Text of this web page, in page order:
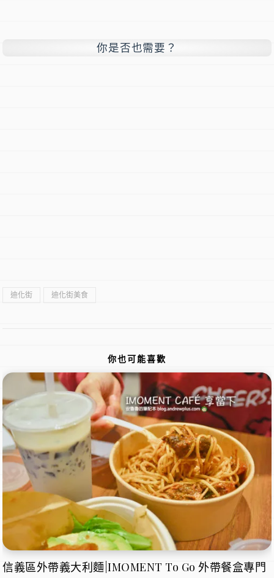
你是否也需要？
迪化街 迪化街美食
你也可能喜歡
信義區外帶義大利麵|IMOMENT To Go 外帶餐盒專門